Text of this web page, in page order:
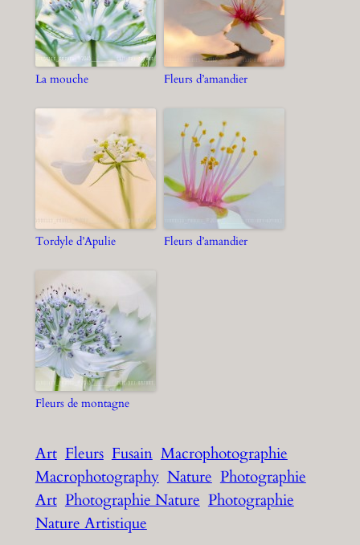
La mouche Fleurs d’amandier
Tordyle d’Apulie Fleurs d’amandier
Fleurs de montagne
Art Fleurs Fusain Macrophotographie
Macrophotography Nature Photographie
Art Photographie Nature Photographie
Nature Artistique